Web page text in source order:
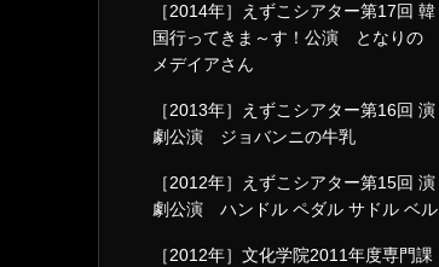
［2014年］えずこシアター第17回 韓
国行ってきま～す！公演 となりの
メデイアさん
［2013年］えずこシアター第16回 演
劇公演 ジョバンニの牛乳
［2012年］えずこシアター第15回 演
劇公演 ハンドル ペダル サドル ベル
［2012年］文化学院2011年度専門課